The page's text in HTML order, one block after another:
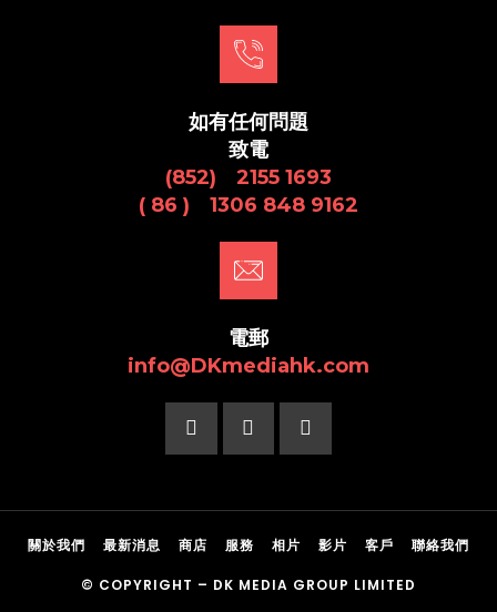
如有任何問題
致電
(852) 2155 1693
( 86 ) 1306 848 9162
電郵
info@DKmediahk.com
關於我們 最新消息 商店 服務 相片 影片 客戶 聯絡我們
© COPYRIGHT – DK MEDIA GROUP LIMITED